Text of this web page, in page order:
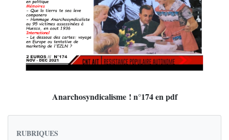
Anarchosyndicalisme ! n°174 en pdf
RUBRIQUES